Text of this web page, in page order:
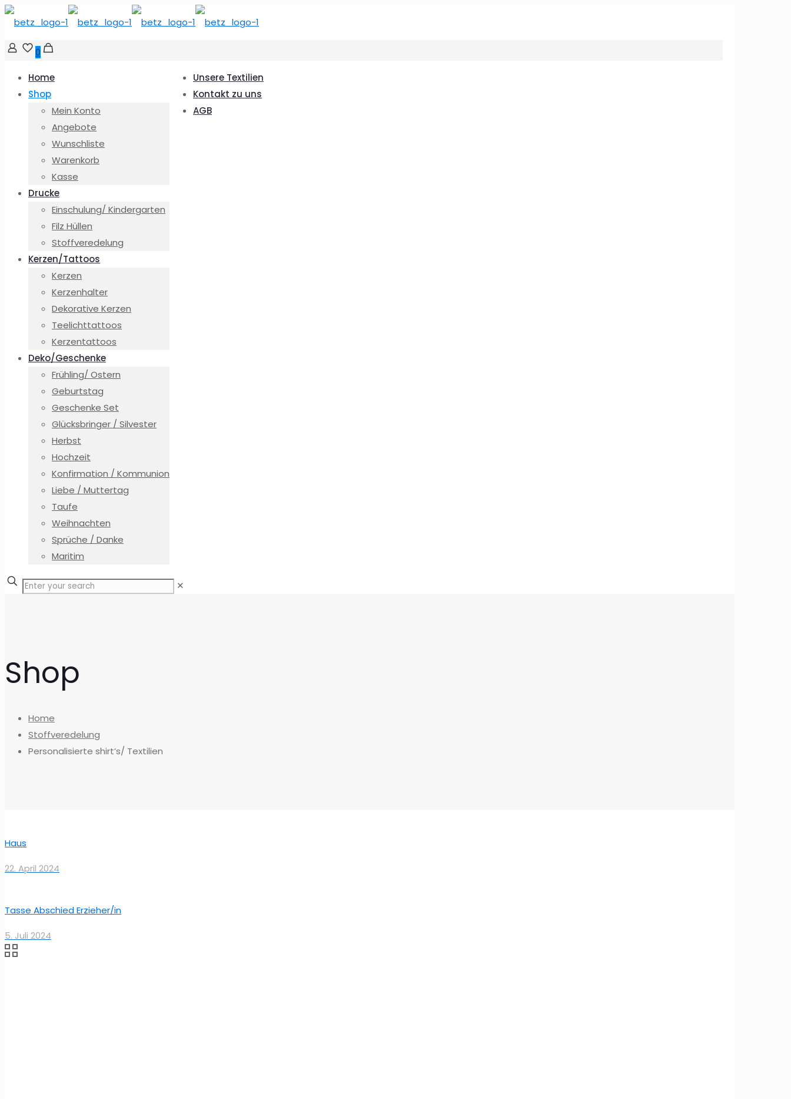
0
Home
Shop
Mein Konto
Angebote
Wunschliste
Warenkorb
Kasse
Drucke
Einschulung/ Kindergarten
Filz Hüllen
Stoffveredelung
Kerzen/Tattoos
Kerzen
Kerzenhalter
Dekorative Kerzen
Teelichttattoos
Kerzentattoos
Deko/Geschenke
Frühling/ Ostern
Geburtstag
Geschenke Set
Glücksbringer / Silvester
Herbst
Hochzeit
Konfirmation / Kommunion
Liebe / Muttertag
Taufe
Weihnachten
Sprüche / Danke
Maritim
Unsere Textilien
Kontakt zu uns
AGB
✕
Shop
Home
Stoffveredelung
Personalisierte shirt’s/ Textilien
Haus
22. April 2024
Tasse Abschied Erzieher/in
5. Juli 2024